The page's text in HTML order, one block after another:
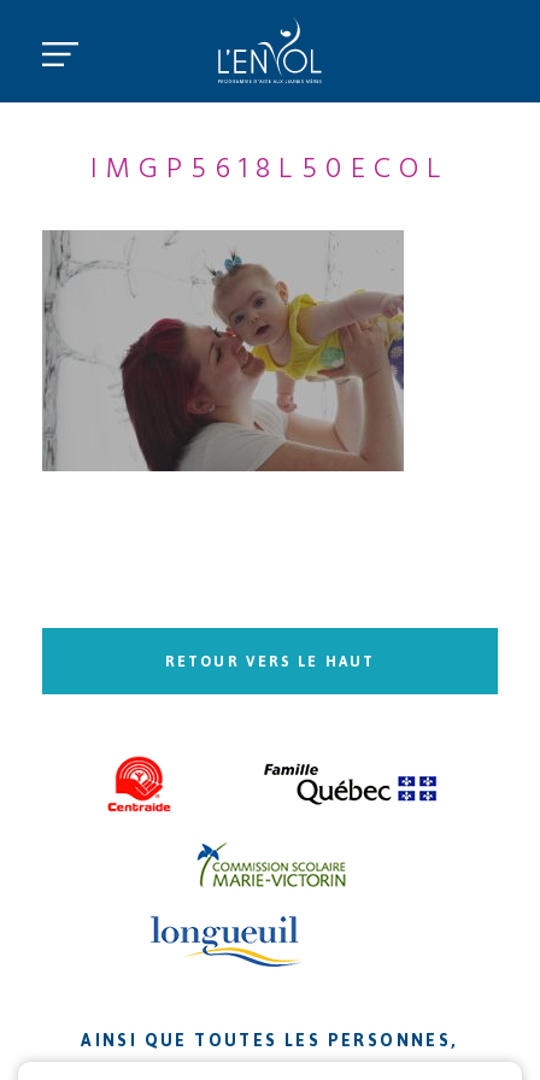
IMGP5618L50ECOL
RETOUR VERS LE HAUT
AINSI QUE TOUTES LES PERSONNES,
ORGANISMES ET ENTREPRISES QUI ONT